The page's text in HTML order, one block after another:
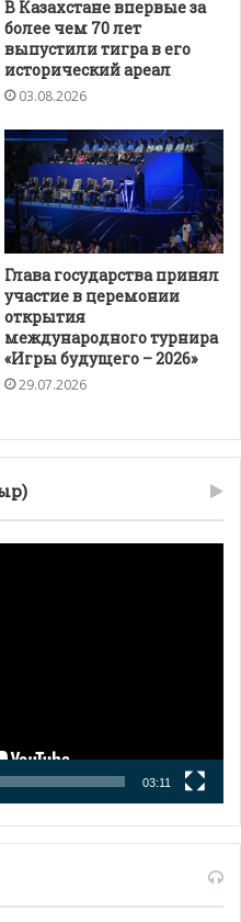
В Казахстане впервые за
более чем 70 лет
выпустили тигра в его
исторический ареал
03.08.2026
Глава государства принял
участие в церемонии
открытия
международного турнира
«Игры будущего – 2026»
29.07.2026
03:11